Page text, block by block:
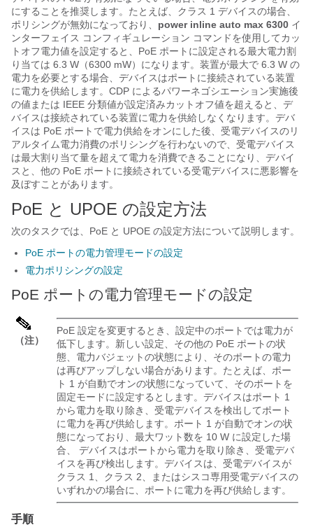
にすることを推奨します。たとえば、クラス 1 デバイスの場合、
ポリシングが無効になっており、 power inline auto max 6300 イ
ンターフェイス コンフィギュレーション コマンドを使用してカッ
トオフ電力値を設定すると、PoE ポートに設定される最大電力割
り当ては 6.3 W（6300 mW）になります。装置が最大で 6.3 W の
電力を必要とする場合、デバイスはポートに接続されている装置
に電力を供給します。CDP によるパワーネゴシエーション実施後
の値または IEEE 分類値が設定済みカットオフ値を超えると、デ
バイスは接続されている装置に電力を供給しなくなります。デバ
イスは PoE ポートで電力供給をオンにした後、受電デバイスのリ
アルタイム電力消費のポリシングを行わないので、受電デバイス
は最大割り当て量を超えて電力を消費できることになり、デバイ
スと、他の PoE ポートに接続されている受電デバイスに悪影響を
及ぼすことがあります。
PoE と UPOE の設定方法
次のタスクでは、PoE と UPOE の設定方法について説明します。
PoE ポートの電力管理モードの設定
電力ポリシングの設定
PoE ポートの電力管理モードの設定
（注）
PoE 設定を変更するとき、設定中のポートでは電力が
低下します。新しい設定、その他の PoE ポートの状
態、電力バジェットの状態により、そのポートの電力
は再びアップしない場合があります。たとえば、ポー
ト 1 が自動でオンの状態になっていて、そのポートを
固定モードに設定するとします。デバイスはポート 1
から電力を取り除き、受電デバイスを検出してポート
に電力を再び供給します。ポート 1 が自動でオンの状
態になっており、最大ワット数を 10 W に設定した場
合、 デバイスはポートから電力を取り除き、受電デバ
イスを再び検出します。デバイスは、受電デバイスが
クラス 1、クラス 2、またはシスコ専用受電デバイスの
いずれかの場合に、ポートに電力を再び供給します。
手順